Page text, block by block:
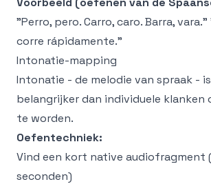
"Perro, pero. Carro, caro. Barra,
corre rápidamente."
Intonatie-mapping
Intonatie - de melodie van spraak -
belangrijker dan individuele klanken
te worden.
Oefentechniek:
Vind een kort native audiofragment
seconden)